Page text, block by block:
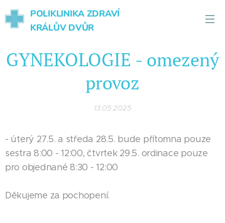
POLIKLINIKA ZDRAVÍ
KRÁLŮV DVŮR
GYNEKOLOGIE - omezený
provoz
13.05.2025
- úterý 27.5. a středa 28.5. bude přítomna pouze
sestra 8:00 - 12:00, čtvrtek 29.5. ordinace pouze
pro objednané 8:30 - 12:00
Děkujeme za pochopení.